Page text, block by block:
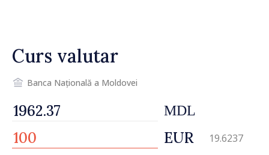
Curs valutar
Banca Națională a Moldovei
MDL
EUR 19.6237